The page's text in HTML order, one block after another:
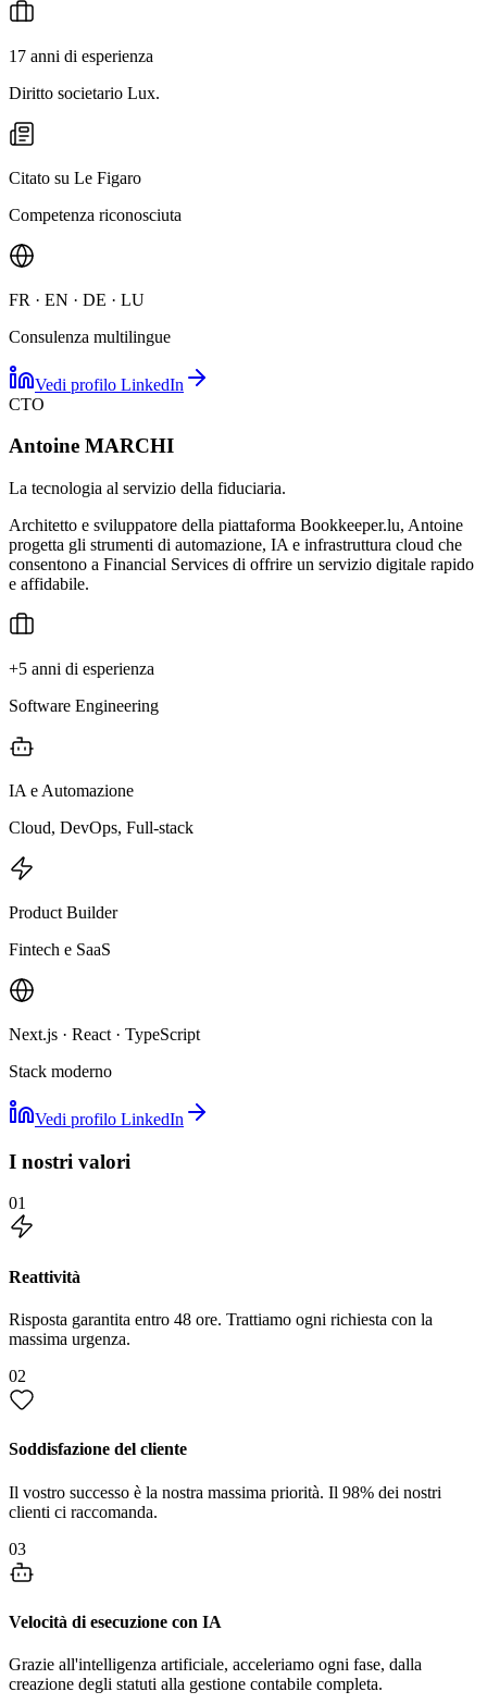
17 anni di esperienza
Diritto societario Lux.
Citato su Le Figaro
Competenza riconosciuta
FR · EN · DE · LU
Consulenza multilingue
Vedi profilo LinkedIn
CTO
Antoine MARCHI
La tecnologia al servizio della fiduciaria.
Architetto e sviluppatore della piattaforma Bookkeeper.lu, Antoine
progetta gli strumenti di automazione, IA e infrastruttura cloud che
consentono a Financial Services di offrire un servizio digitale rapido
e affidabile.
+5 anni di esperienza
Software Engineering
IA e Automazione
Cloud, DevOps, Full-stack
Product Builder
Fintech e SaaS
Next.js · React · TypeScript
Stack moderno
Vedi profilo LinkedIn
I nostri valori
01
Reattività
Risposta garantita entro 48 ore. Trattiamo ogni richiesta con la
massima urgenza.
02
Soddisfazione del cliente
Il vostro successo è la nostra massima priorità. Il 98% dei nostri
clienti ci raccomanda.
03
Velocità di esecuzione con IA
Grazie all'intelligenza artificiale, acceleriamo ogni fase, dalla
creazione degli statuti alla gestione contabile completa.